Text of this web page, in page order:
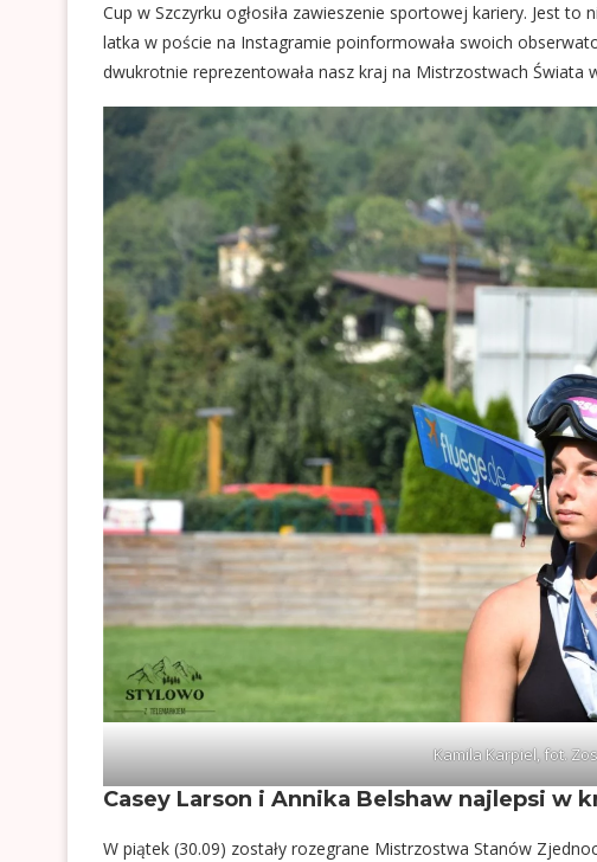
Cup w Szczyrku ogłosiła zawieszenie sportowej kariery. Jest
latka w poście na Instagramie poinformowała swoich
dwukrotnie reprezentowała nasz kraj na Mistrzostwach Świata
Kamila Karpiel, fot.
Casey Larson i Annika Belshaw najlepsi w
W piątek (30.09) zostały rozegrane Mistrzostwa Stanów